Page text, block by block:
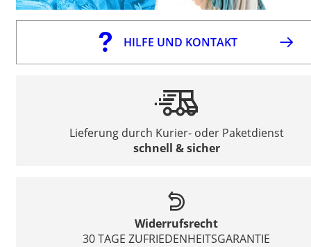
HILFE UND KONTAKT
Lieferung durch Kurier- oder Paketdienst
schnell & sicher
Widerrufsrecht
30 TAGE ZUFRIEDENHEITSGARANTIE